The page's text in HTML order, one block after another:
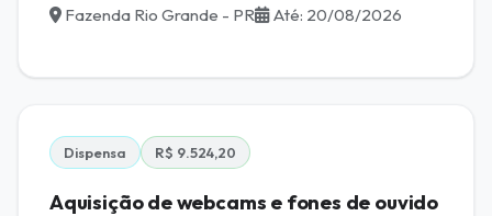
Fazenda Rio Grande - PR
Até: 20/08/2026
Dispensa R$ 9.524,20
Aquisição de webcams e fones de ouvido